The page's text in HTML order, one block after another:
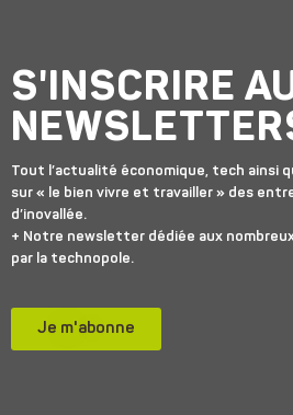
S'INSCRIRE
Tout l’actualité économique, tech ainsi
sur « le bien vivre et travailler » des
d’inovallée.
+ Notre newsletter dédiée aux
par la technopole.
Je m'abonne